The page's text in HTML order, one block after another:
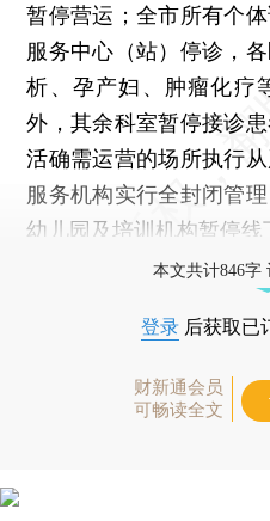
暂停营运；全市所有个
服务中心（站）停诊，
析、孕产妇、肿瘤化疗
外，其余科室暂停接诊
活确需运营的场所执行
服务机构实行全封闭管
幼儿园及培训机构暂停线
本文共计846字
登录 后获取已
财新通会员
可畅读全文